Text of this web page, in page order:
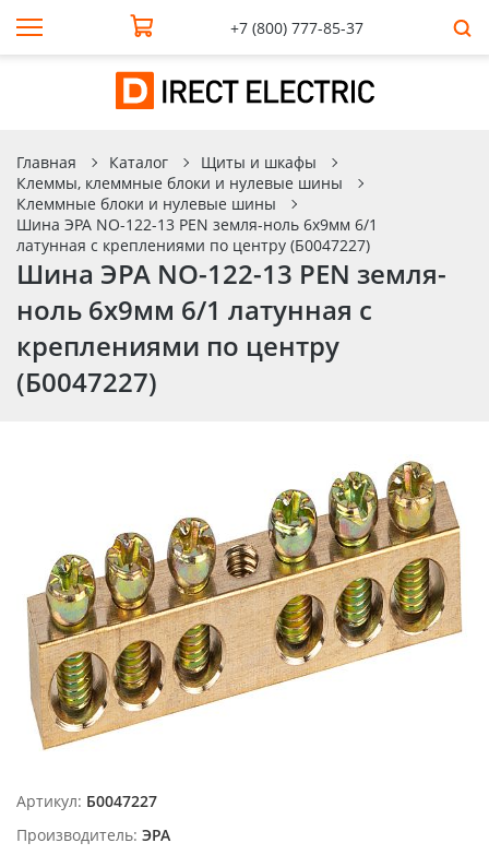
+7 (800) 777-85-37
Главная Каталог
Щиты и шкафы
Клеммы, клеммные блоки и нулевые шины
Клеммные блоки и нулевые шины
Шина ЭРА NO-122-13 PEN земля-ноль 6х9мм 6/1
латунная с креплениями по центру (Б0047227)
Шина ЭРА NO-122-13 PEN земля-
ноль 6х9мм 6/1 латунная с
креплениями по центру
(Б0047227)
Артикул: Б0047227
Производитель: ЭРА